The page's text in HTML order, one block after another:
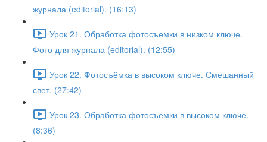
журнала (editorial). (16:13)
Урок 21. Обработка фотосъемки в низком ключе.
Фото для журнала (editorial). (12:55)
Урок 22. Фотосъёмка в высоком ключе. Смешанный
свет. (27:42)
Урок 23. Обработка фотосъёмки в высоком ключе.
(8:36)